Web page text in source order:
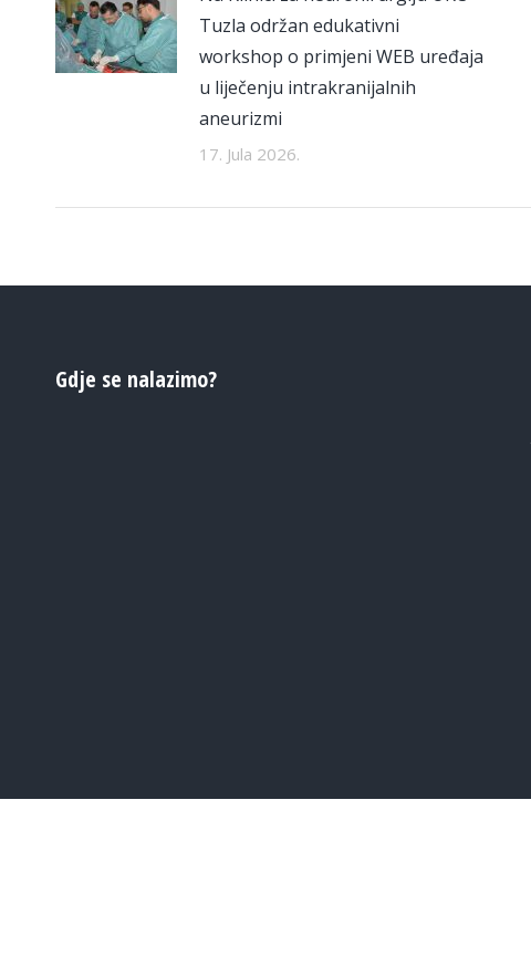
Tuzla održan edukativni
workshop o primjeni WEB uređaja
u liječenju intrakranijalnih
aneurizmi
17. Jula 2026.
Gdje se nalazimo?